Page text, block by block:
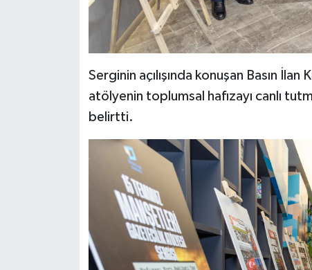
Serginin açılışında konuşan Basın
atölyenin toplumsal hafızayı canlı
belirtti.